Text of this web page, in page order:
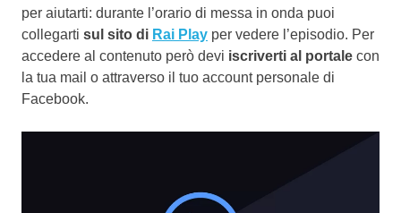
per aiutarti: durante l’orario di messa in onda puoi
collegarti sul sito di Rai Play per vedere l’episodio. Per
accedere al contenuto però devi iscriverti al portale con
la tua mail o attraverso il tuo account personale di
Facebook.